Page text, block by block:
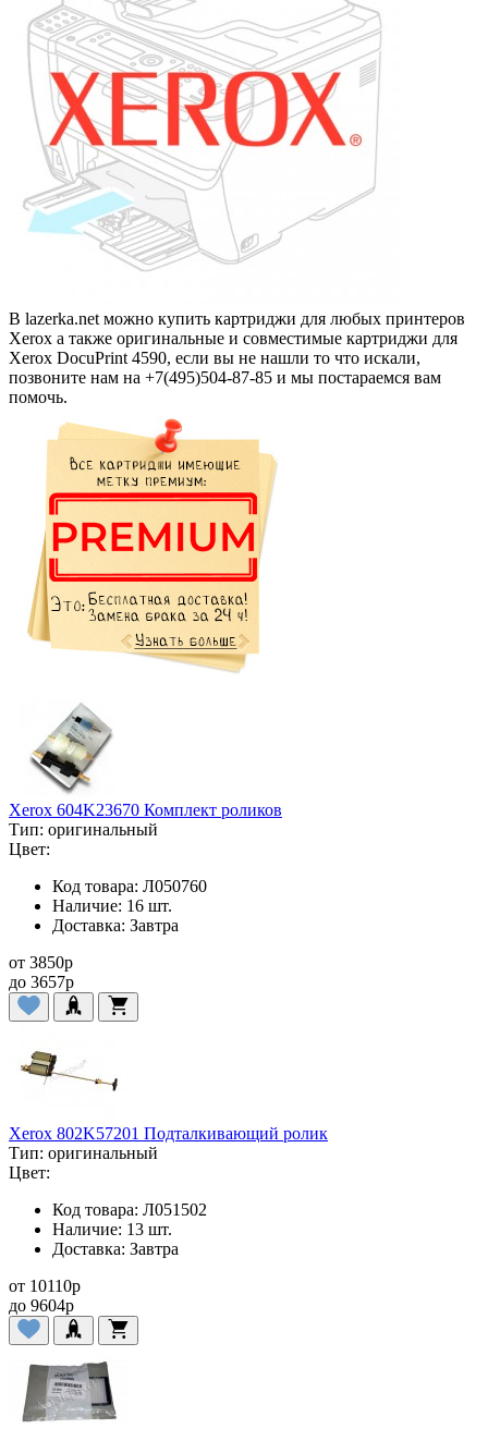
В lazerka.net можно купить картриджи для любых принтеров
Xerox а также оригинальные и совместимые картриджи для
Xerox DocuPrint 4590, если вы не нашли то что искали,
позвоните нам на +7(495)504-87-85 и мы постараемся вам
помочь.
Xerox 604K23670 Комплект роликов
Тип: оригинальный
Цвет:
Код товара: Л050760
Наличие: 16 шт.
Доставка: Завтра
от 3850p
до 3657p
Xerox 802K57201 Подталкивающий ролик
Тип: оригинальный
Цвет:
Код товара: Л051502
Наличие: 13 шт.
Доставка: Завтра
от 10110p
до 9604p